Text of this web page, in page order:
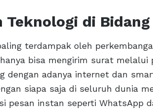
Teknologi di
terdampak oleh
bisa mengirim surat
dengan adanya internet dan
siapa saja di seluruh dunia
pesan instan seperti WhatsApp